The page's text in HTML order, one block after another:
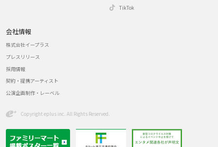
TikTok
会社情報
株式会社イープラス
プレスリリース
採用情報
契約・提携アーティスト
公演企画制作・レーベル
Copyright eplus inc. All Rights Reserved.